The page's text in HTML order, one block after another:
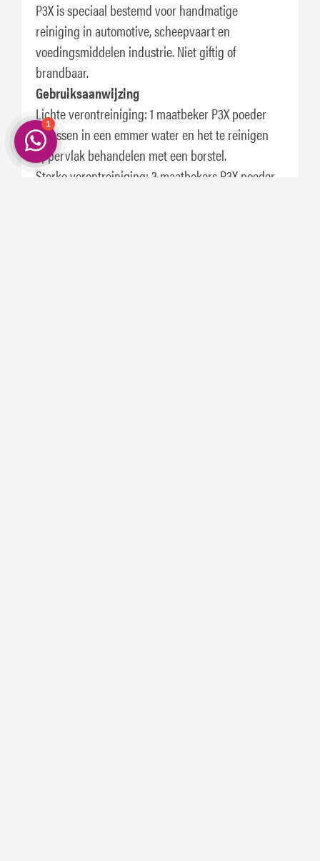
P3X is speciaal bestemd voor handmatige
reiniging in automotive, scheepvaart en
voedingsmiddelen industrie. Niet giftig of
brandbaar.
Gebruiksaanwijzing
Lichte verontreiniging: 1 maatbeker P3X poeder
oplossen in een emmer water en het te reinigen
oppervlak behandelen met een borstel.
Sterke verontreiniging: 3 maatbekers P3X poeder